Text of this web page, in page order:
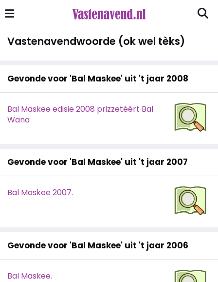
Vastenavendwoorde (ok wel tèks)
Gevonde voor 'Bal Maskee' uit 't jaar 2008
Bal Maskee edisie 2008 prizzetéért Bal
Wana
Gevonde voor 'Bal Maskee' uit 't jaar 2007
Bal Maskee 2007.
Gevonde voor 'Bal Maskee' uit 't jaar 2006
Bal Maskee.